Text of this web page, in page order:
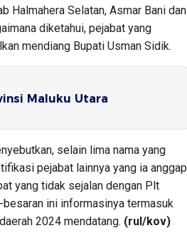
Halmahera Selatan, Asmar Bani dan
diketahui, pejabat yang
mendiang Bupati Usman Sidik.
Maluku Utara
selain lima nama yang
pejabat lainnya yang ia anggap
yang tidak sejalan dengan Plt
ini informasinya termasuk
2024 mendatang. (rul/kov)